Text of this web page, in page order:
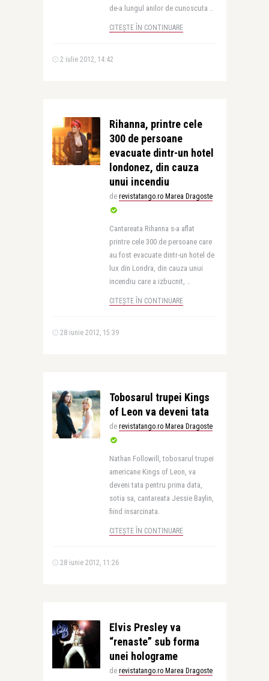
de-a lungul anilor de cunoscuta ..
CITEȘTE ÎN CONTINUARE
2 iulie 2012, 14:42
Rihanna, printre cele
300 de persoane
evacuate dintr-un hotel
londonez, din cauza
unui incendiu
de revistatango.ro Marea Dragoste
Cantareata Rihanna s-a aflat
printre cele 300 de persoane care
au fost evacuate dintr-un hotel de
lux din Londra, din cauza unui
incendiu care a izbucnit, ..
CITEȘTE ÎN CONTINUARE
28 iunie 2012, 15:39
Tobosarul trupei Kings
of Leon va deveni tata
de revistatango.ro Marea Dragoste
Nathan Followill, tobosarul trupei
americane Kings of Leon, va
deveni tata pentru prima data,
sotia sa, cantareata Jessie Baylin,
fiind insarcinata.
CITEȘTE ÎN CONTINUARE
28 iunie 2012, 11:26
Elvis Presley va
“renaste” sub forma
unei holograme
de revistatango.ro Marea Dragoste